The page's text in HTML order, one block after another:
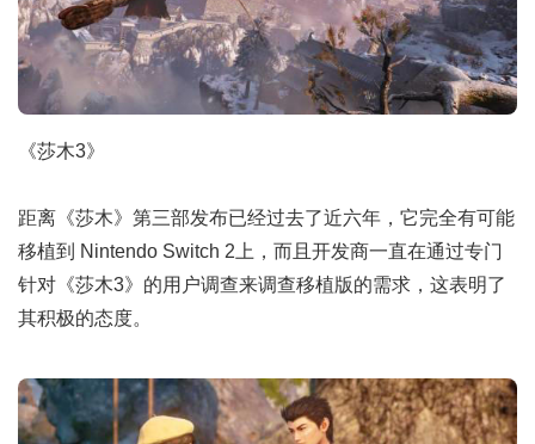
《莎木3》
距离《莎木》第三部发布已经过去了近六年，它完全有可能
移植到 Nintendo Switch 2上，而且开发商一直在通过专门
针对《莎木3》的用户调查来调查移植版的需求，这表明了
其积极的态度。